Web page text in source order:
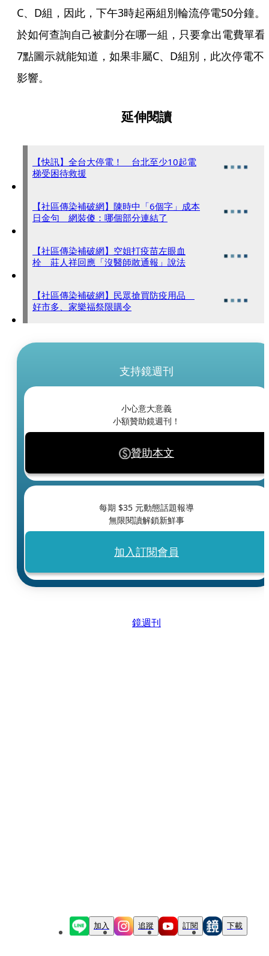
C、D組，因此，下午3時起兩組別輪流停電50分鐘。
於如何查詢自己被劃分在哪一組，只要拿出電費單看
7點圖示就能知道，如果非屬C、D組別，此次停電不
影響。
延伸閱讀
【快訊】全台大停電！ 台北至少10起電
梯受困待救援
【社區傳染補破網】陳時中「6個字」成本
日金句 網裝傻：哪個部分連結了
【社區傳染補破網】空姐打疫苗左眼血
栓 莊人祥回應「沒醫師敢通報」說法
【社區傳染補破網】民眾搶買防疫用品
好市多、家樂福祭限購令
支持鏡週刊
小心意大意義
小額贊助鏡週刊！
贊助本文
每期 $35 元動態話題報導
無限閱讀解鎖新鮮事
加入訂閱會員
鏡週刊
加入 追蹤 訂閱 下載